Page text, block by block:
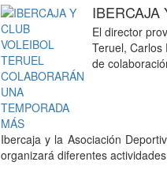
IBERCAJA
El director
Teruel, Carlos
de
Ibercaja y la Asociación
organizará diferentes